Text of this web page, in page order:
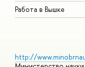
Работа в Вышке
http://